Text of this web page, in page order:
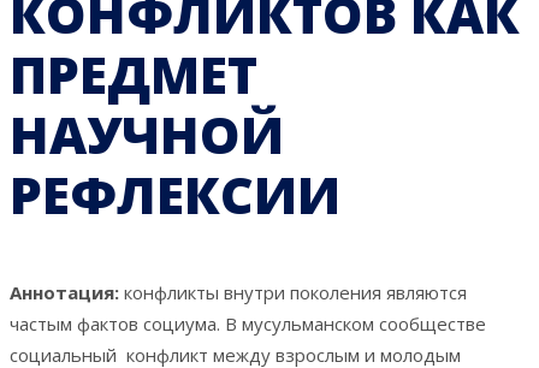
ПРЕДМЕТ
НАУЧНОЙ
РЕФЛЕКСИИ
Аннотация: конфликты внутри поколения являются
частым фактов социума. В мусульманском сообществе
социальный конфликт между взрослым и молодым